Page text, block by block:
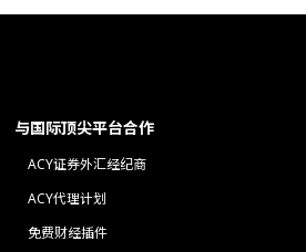
与国际顶尖平台合作
ACY证券外汇经纪商
ACY代理计划
免费财经插件